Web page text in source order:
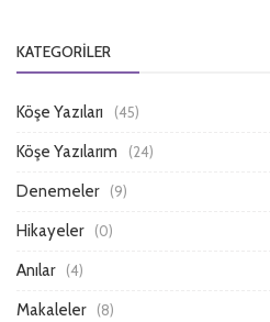
KATEGORILER
Köşe Yazıları (45)
Köşe Yazılarım (24)
Denemeler (9)
Hikayeler (0)
Anılar (4)
Makaleler (8)